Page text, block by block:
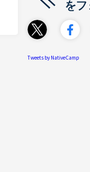
Tweets by NativeCamp